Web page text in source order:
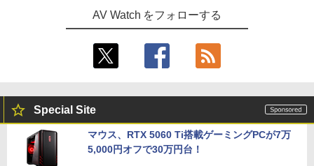
AV Watch をフォローする
Special Site
マウス、RTX 5060 Ti搭載ゲーミングPCが7万
5,000円オフで30万円台！